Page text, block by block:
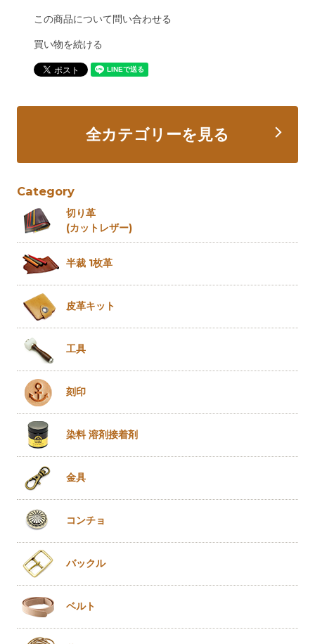
この商品について問い合わせる
買い物を続ける
全カテゴリーを見る
Category
切り革
(カットレザー)
半裁 1枚革
皮革キット
工具
刻印
染料 溶剤接着剤
金具
コンチョ
バックル
ベルト